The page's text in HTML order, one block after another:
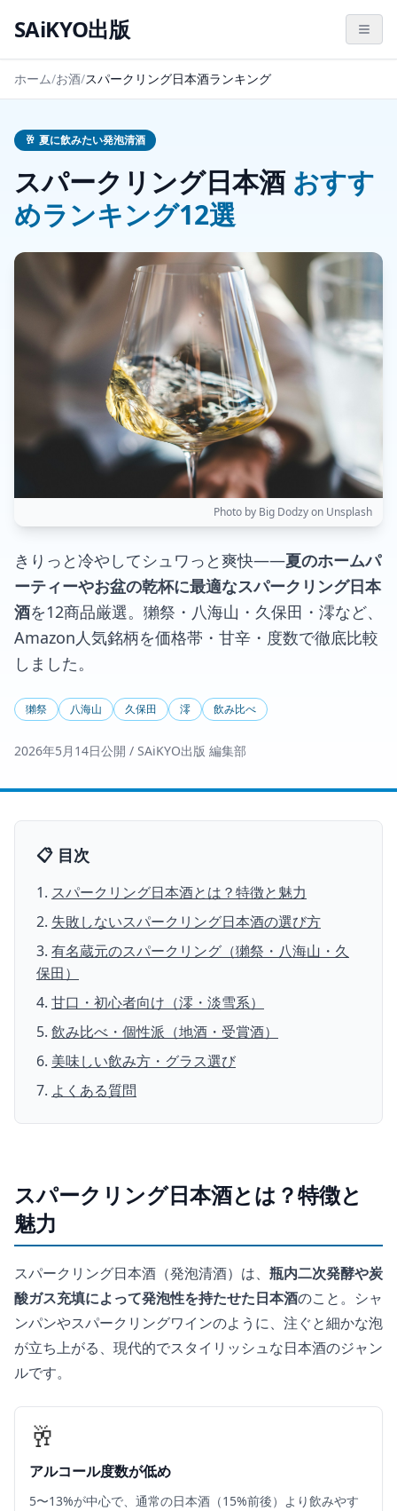
SAiKYO出版
ホーム/お酒/スパークリング日本酒ランキング
🥂 夏に飲みたい発泡清酒
スパークリング日本酒 おすす
めランキング12選
Photo by Big Dodzy on Unsplash
きりっと冷やしてシュワっと爽快——夏のホームパ
ーティーやお盆の乾杯に最適なスパークリング日本
酒を12商品厳選。獺祭・八海山・久保田・澪など、
Amazon人気銘柄を価格帯・甘辛・度数で徹底比較
しました。
獺祭 八海山 久保田 澪 飲み比べ
2026年5月14日公開 / SAiKYO出版 編集部
📋 目次
スパークリング日本酒とは？特徴と魅力
失敗しないスパークリング日本酒の選び方
有名蔵元のスパークリング（獺祭・八海山・久
保田）
甘口・初心者向け（澪・淡雪系）
飲み比べ・個性派（地酒・受賞酒）
美味しい飲み方・グラス選び
よくある質問
スパークリング日本酒とは？特徴と
魅力
スパークリング日本酒（発泡清酒）は、 瓶内二次発酵や炭
酸ガス充填によって発泡性を持たせた日本酒のこと。シャ
ンパンやスパークリングワインのように、注ぐと細かな泡
が立ち上がる、現代的でスタイリッシュな日本酒のジャン
ルです。
🥂
アルコール度数が低め
5〜13%が中心で、通常の日本酒（15%前後）より飲みやす